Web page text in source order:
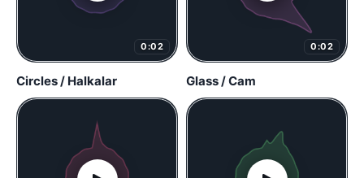
0:02
Circles / Halkalar
0:02
Glass / Cam